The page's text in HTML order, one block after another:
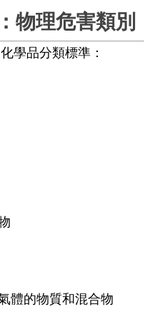
物理危害類別
學品分類標準：
體的物質和混合物